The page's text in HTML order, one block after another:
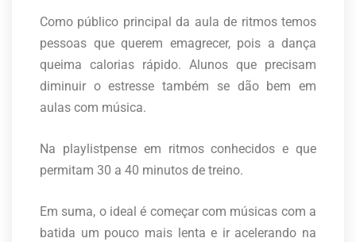
Como público principal da aula de ritmos temos
pessoas que querem emagrecer, pois a dança
queima calorias rápido. Alunos que precisam
diminuir o estresse também se dão bem em
aulas com música.
Na playlistpense em ritmos conhecidos e que
permitam 30 a 40 minutos de treino.
Em suma, o ideal é começar com músicas com a
batida um pouco mais lenta e ir acelerando na